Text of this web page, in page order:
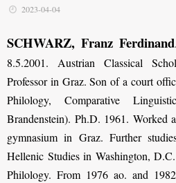
2023-04-04
SCHWARZ, Franz Ferdinand
8.5.2001. Austrian Classical
Professor in Graz. Son of a court
Philology, Comparative
Brandenstein). Ph.D. 1961. Worked
gymnasium in Graz. Further
Hellenic Studies in Washington,
Philology. From 1976 ao. and